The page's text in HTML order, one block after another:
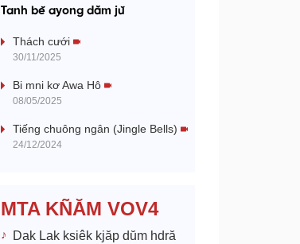
a
V
o
Tanh bĕ ayong dăm jŭ
Thách cưới
30/11/2025
Bi mni kơ Awa Hô
08/05/2025
Tiếng chuông ngân (Jingle Bells)
24/12/2024
MTA KÑĂM VOV4
Dak Lak ksiêk kjăp dŭm hdră